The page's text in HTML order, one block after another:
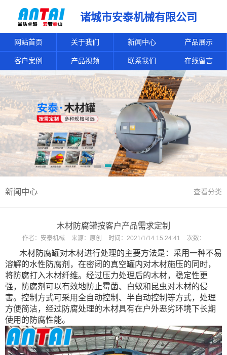
诸城市安泰机械有限公司
网站首页 关于我们 新闻中心 产品展示
客户案例 产品视频 联系我们 在线留言
新闻中心 查看分类
木材防腐罐按客户产品需求定制
作者： 安泰机械 来源： 原创 时间： 2021/1/14 15:24:41 次数：
木材防腐罐对木材进行处理的主要方法是：采用一种不易
溶解的水性防腐剂，在密闭的真空罐内对木材施压的同时，
将防腐打入木材纤维。经过压力处理后的木材，稳定性更
强，防腐剂可以有效地防止霉菌、白蚁和昆虫对木材的侵
害。控制方式可采用全自动控制、半自动控制等方式，处理
方便简洁，经过防腐处理的木材具有在户外恶劣环境下长期
使用的防腐性能。